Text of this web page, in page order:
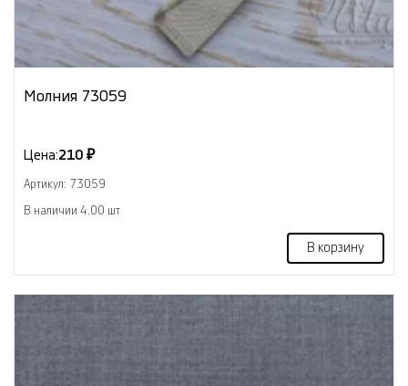
Молния 73059
Цена:210 ₽
Артикул: 73059
В наличии 4.00 шт
В корзину